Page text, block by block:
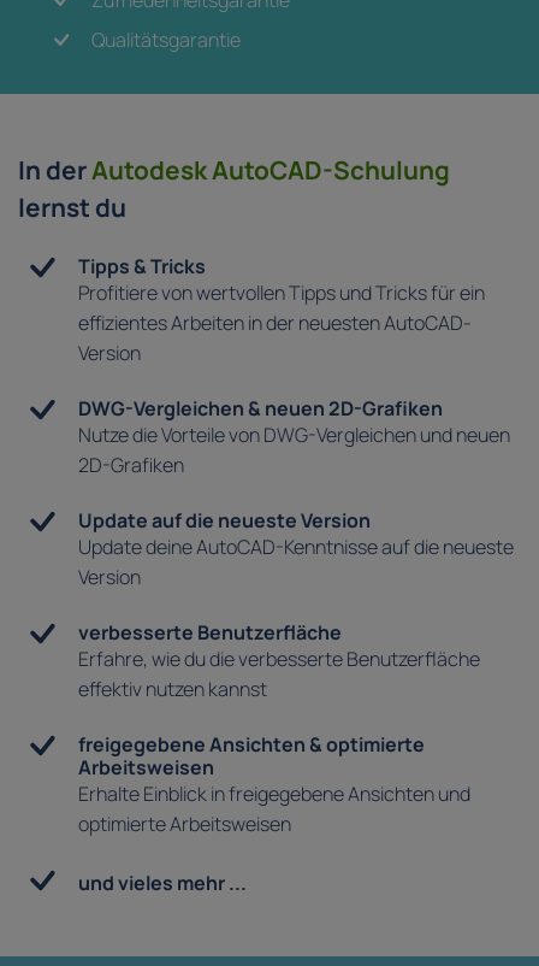
In derAutodesk AutoCAD-Schulung
lernst du
Tipps & Tricks
Profitiere von wertvollen Tipps und Tricks für ein
effizientes Arbeiten in der neuesten AutoCAD-
Version
DWG-Vergleichen & neuen 2D-Grafiken
Nutze die Vorteile von DWG-Vergleichen und neuen
2D-Grafiken
Update auf die neueste Version
Update deine AutoCAD-Kenntnisse auf die neueste
Version
verbesserte Benutzerfläche
Erfahre, wie du die verbesserte Benutzerfläche
effektiv nutzen kannst
freigegebene Ansichten & optimierte
Arbeitsweisen
Erhalte Einblick in freigegebene Ansichten und
optimierte Arbeitsweisen
und vieles mehr ...
Qualitätsgarantie